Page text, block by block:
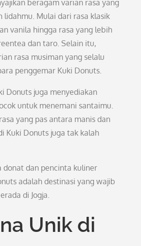
beragam varian rasa yang
lidahmu. Mulai dari rasa klasik
vanila hingga rasa yang lebih
dan taro. Selain itu,
rasa musiman yang selalu
penggemar Kuki Donuts.
Donuts juga menyediakan
untuk menemani santaimu.
yang pas antara manis dan
Kuki Donuts juga tak kalah
donat dan pencinta kuliner
adalah destinasi yang wajib
di Jogja.
Unik di